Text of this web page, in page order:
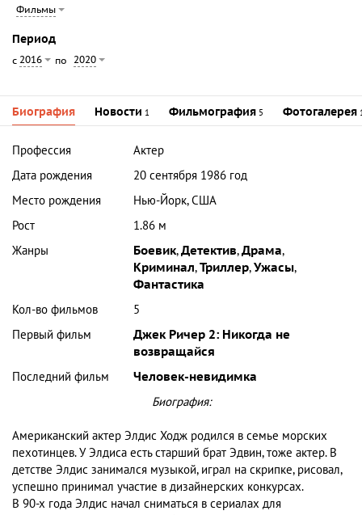
Фильмы
Период
с 2016 по 2020
Биография Новости 1 Фильмография 5 Фотогалерея
Профессия
Актер
Дата рождения
20 сентября 1986 год
Место рождения
Нью-Йорк, США
Рост
1.86 м
Жанры
Боевик,Детектив,Драма,
Криминал,Триллер,Ужасы,
Фантастика
Кол-во фильмов
5
Первый фильм
Джек Ричер 2: Никогда не
возвращайся
Последний фильм
Человек-невидимка
Биография:
Американский актер Элдис Ходж родился в семье морских
пехотинцев. У Элдиса есть старший брат Эдвин, тоже актер. В
детстве Элдис занимался музыкой, играл на скрипке, рисовал,
успешно принимал участие в дизайнерских конкурсах.
В 90-х года Элдис начал сниматься в сериалах для